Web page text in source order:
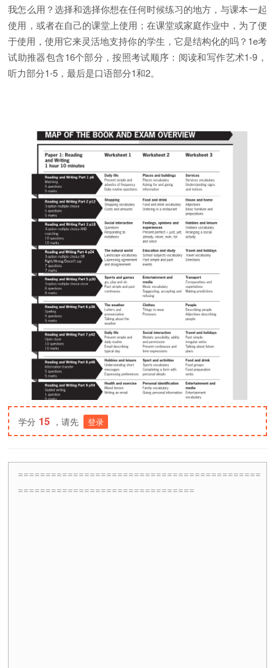
我怎么用？选择和选择你想在任何时候练习的地方，与课本一起
使用，或者在自己的课堂上使用；在课堂或家庭作业中，为了便
于使用，使用它来灵活地支持你的学生，它是结构化的吗？1e考
试助推器包含16个部分，按照考试顺序：阅读和写作艺术1-9，
听力部分1-5，最后是口语部分1和2。
学分 15 ，请先 登录
============================================
================================